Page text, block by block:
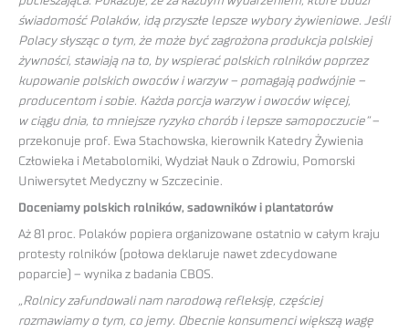
świadomość Polaków, idą przyszłe lepsze wybory żywieniowe. Jeśli
Polacy słysząc o tym, że może być zagrożona produkcja polskiej
żywności, stawiają na to, by wspierać polskich rolników poprzez
kupowanie polskich owoców i warzyw – pomagają podwójnie –
producentom i sobie. Każda porcja warzyw i owoców więcej,
w ciągu dnia, to mniejsze ryzyko chorób i lepsze samopoczucie”–
przekonuje prof. Ewa Stachowska, kierownik Katedry Żywienia
Człowieka i Metabolomiki, Wydział Nauk o Zdrowiu, Pomorski
Uniwersytet Medyczny w Szczecinie.
Doceniamy polskich rolników, sadowników i plantatorów
Aż 81 proc. Polaków popiera organizowane ostatnio w całym kraju
protesty rolników (połowa deklaruje nawet zdecydowane
poparcie) – wynika z badania CBOS.
„Rolnicy zafundowali nam narodową refleksję, częściej
rozmawiamy o tym, co jemy. Obecnie konsumenci większą wagę